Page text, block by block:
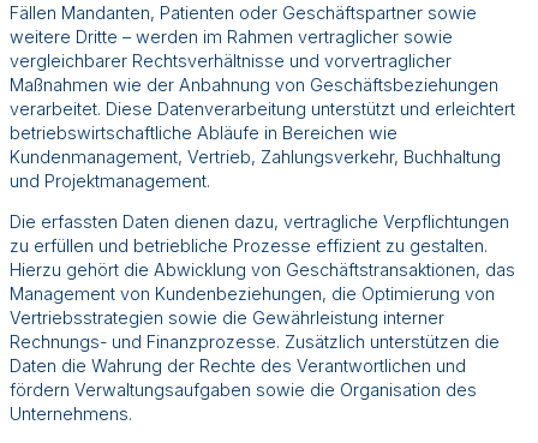
Fällen Mandanten, Patienten oder Geschäftspartner sowie
weitere Dritte – werden im Rahmen vertraglicher sowie
vergleichbarer Rechtsverhältnisse und vorvertraglicher
Maßnahmen wie der Anbahnung von Geschäftsbeziehungen
verarbeitet. Diese Datenverarbeitung unterstützt und erleichtert
betriebswirtschaftliche Abläufe in Bereichen wie
Kundenmanagement, Vertrieb, Zahlungsverkehr, Buchhaltung
und Projektmanagement.
Die erfassten Daten dienen dazu, vertragliche Verpflichtungen
zu erfüllen und betriebliche Prozesse effizient zu gestalten.
Hierzu gehört die Abwicklung von Geschäftstransaktionen, das
Management von Kundenbeziehungen, die Optimierung von
Vertriebsstrategien sowie die Gewährleistung interner
Rechnungs- und Finanzprozesse. Zusätzlich unterstützen die
Daten die Wahrung der Rechte des Verantwortlichen und
fördern Verwaltungsaufgaben sowie die Organisation des
Unternehmens.